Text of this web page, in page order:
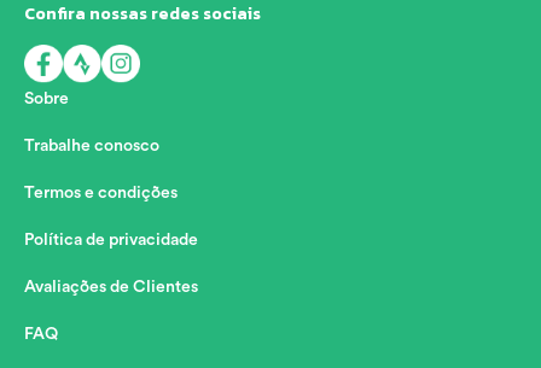
Confira nossas redes sociais
Sobre
Trabalhe conosco
Termos e condições
Política de privacidade
Avaliações de Clientes
FAQ